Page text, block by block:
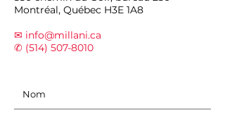
Montréal, Québec H3E 1A8
✉ info@millani.ca
✆ (514) 507-8010